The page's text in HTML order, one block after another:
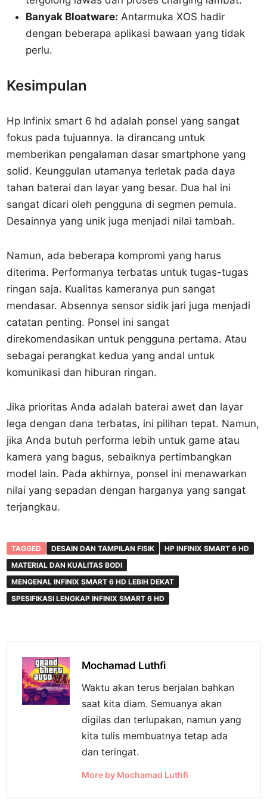
Banyak Bloatware: Antarmuka XOS hadir
dengan beberapa aplikasi bawaan yang tidak
perlu.
Kesimpulan
Hp Infinix smart 6 hd adalah ponsel yang sangat
fokus pada tujuannya. Ia dirancang untuk
memberikan pengalaman dasar smartphone yang
solid. Keunggulan utamanya terletak pada daya
tahan baterai dan layar yang besar. Dua hal ini
sangat dicari oleh pengguna di segmen pemula.
Desainnya yang unik juga menjadi nilai tambah.
Namun, ada beberapa kompromi yang harus
diterima. Performanya terbatas untuk tugas-tugas
ringan saja. Kualitas kameranya pun sangat
mendasar. Absennya sensor sidik jari juga menjadi
catatan penting. Ponsel ini sangat
direkomendasikan untuk pengguna pertama. Atau
sebagai perangkat kedua yang andal untuk
komunikasi dan hiburan ringan.
Jika prioritas Anda adalah baterai awet dan layar
lega dengan dana terbatas, ini pilihan tepat. Namun,
jika Anda butuh performa lebih untuk game atau
kamera yang bagus, sebaiknya pertimbangkan
model lain. Pada akhirnya, ponsel ini menawarkan
nilai yang sepadan dengan harganya yang sangat
terjangkau.
TAGGED DESAIN DAN TAMPILAN FISIK
HP INFINIX SMART 6 HD
MATERIAL DAN KUALITAS BODI
MENGENAL INFINIX SMART 6 HD LEBIH DEKAT
SPESIFIKASI LENGKAP INFINIX SMART 6 HD
Mochamad Luthfi
Waktu akan terus berjalan bahkan
saat kita diam. Semuanya akan
digilas dan terlupakan, namun yang
kita tulis membuatnya tetap ada
dan teringat.
More by Mochamad Luthfi